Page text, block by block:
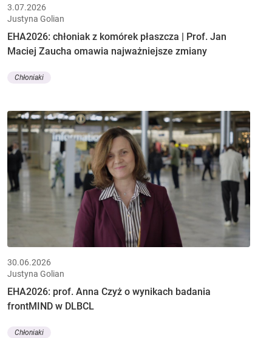
3.07.2026
Justyna Golian
EHA2026: chłoniak z komórek płaszcza | Prof. Jan
Maciej Zaucha omawia najważniejsze zmiany
Chłoniaki
30.06.2026
Justyna Golian
EHA2026: prof. Anna Czyż o wynikach badania
frontMIND w DLBCL
Chłoniaki